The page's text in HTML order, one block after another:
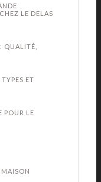
LE DELAS
QUALITÉ,
ET
POUR LE